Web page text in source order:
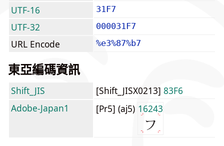
UTF-16 31F7
UTF-32 000031F7
URL Encode %e3%87%b7
東亞編碼資訊
Shift_JIS [Shift_JISX0213] 83F6
Adobe-Japan1
[Pr5] (aj5) 16243